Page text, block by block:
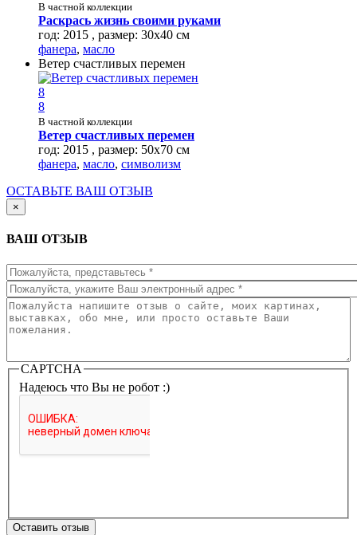
В частной коллекции
Раскрась жизнь своими руками
год: 2015 , размер: 30х40 см
фанера, масло
Ветер счастливых перемен
8
8
В частной коллекции
Ветер счастливых перемен
год: 2015 , размер: 50х70 см
фанера, масло, символизм
ОСТАВЬТЕ ВАШ ОТЗЫВ
×
ВАШ ОТЗЫВ
Имя*
Емайл*
Ваш отзыв*
CAPTCHA
Надеюсь что Вы не робот :)